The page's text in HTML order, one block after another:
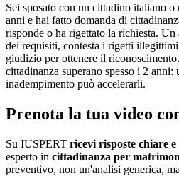
Sei sposato con un cittadino italiano
anni e hai fatto domanda di
risponde o ha rigettato la richiesta.
dei requisiti, contesta i rigetti illegittimi
giudizio per ottenere il
cittadinanza superano spesso i 2
inadempimento può accelerarli.
Prenota la tua video
Su IUSPERT ricevi risposte chiare e
esperto in cittadinanza per
preventivo, non un'analisi generica,